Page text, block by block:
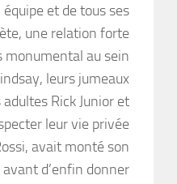
et de tous ses
une relation forte
monumental au sein
leurs jumeaux
Rick Junior et
leur vie privée
avait monté son
d’enfin donner